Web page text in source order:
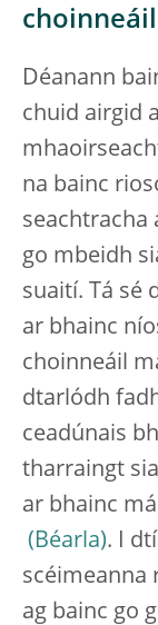
Déanann
chuid airgid
na bainc
seachtracha
go mbeidh
suaití. Tá sé
ar bhainc
choinneáil
dtarlódh
ceadúnais
tharraingt
ar bhainc
. I
scéimeanna
ag bainc go